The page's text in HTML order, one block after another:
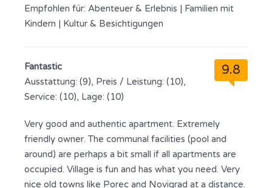
Empfohlen für: Abenteuer & Erlebnis | Familien mit
Kindern | Kultur & Besichtigungen
9.8
Fantastic
Ausstattung: (9), Preis / Leistung: (10),
Service: (10), Lage: (10)
Very good and authentic apartment. Extremely
friendly owner. The communal facilities (pool and
around) are perhaps a bit small if all apartments are
occupied. Village is fun and has what you need. Very
nice old towns like Porec and Novigrad at a distance.